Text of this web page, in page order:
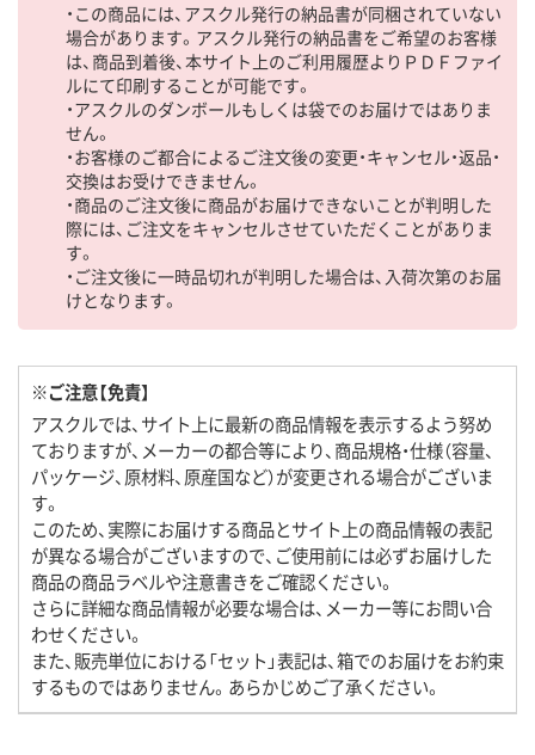
・この商品には、アスクル発行の納品書が同梱されていない
場合があります。アスクル発行の納品書をご希望のお客様
は、商品到着後、本サイト上のご利用履歴よりＰＤＦファイ
ルにて印刷することが可能です。
・アスクルのダンボールもしくは袋でのお届けではありま
せん。
・お客様のご都合によるご注文後の変更・キャンセル・返品・
交換はお受けできません。
・商品のご注文後に商品がお届けできないことが判明した
際には、ご注文をキャンセルさせていただくことがありま
す。
・ご注文後に一時品切れが判明した場合は、入荷次第のお届
けとなります。
※ご注意【免責】
アスクルでは、サイト上に最新の商品情報を表示するよう努め
ておりますが、メーカーの都合等により、商品規格・仕様（容量、
パッケージ、原材料、原産国など）が変更される場合がございま
す。
このため、実際にお届けする商品とサイト上の商品情報の表記
が異なる場合がございますので、ご使用前には必ずお届けした
商品の商品ラベルや注意書きをご確認ください。
さらに詳細な商品情報が必要な場合は、メーカー等にお問い合
わせください。
また、販売単位における「セット」表記は、箱でのお届けをお約束
するものではありません。あらかじめご了承ください。